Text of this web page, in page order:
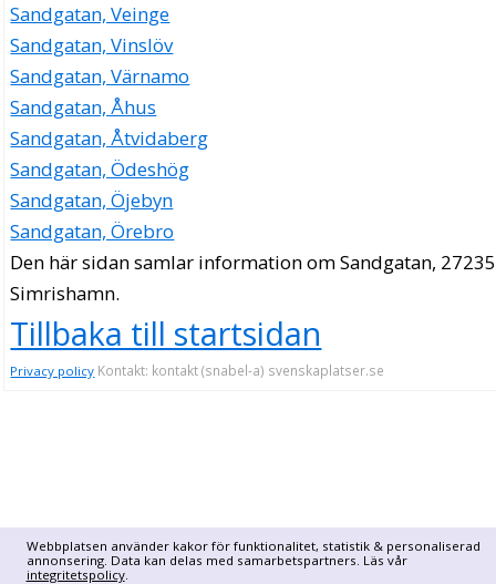
Webbplatsen använder kakor för funktionalitet, statistik & personaliserad
annonsering. Data kan delas med samarbetspartners. Läs vår
integritetspolicy.
Sandgatan, Veinge
Sandgatan, Vinslöv
Sandgatan, Värnamo
Sandgatan, Åhus
Sandgatan, Åtvidaberg
Sandgatan, Ödeshög
Sandgatan, Öjebyn
Sandgatan, Örebro
Den här sidan samlar information om Sandgatan,
Simrishamn.
Tillbaka till startsidan
Privacy policy Kontakt: kontakt (snabel-a) svenskaplatser.se